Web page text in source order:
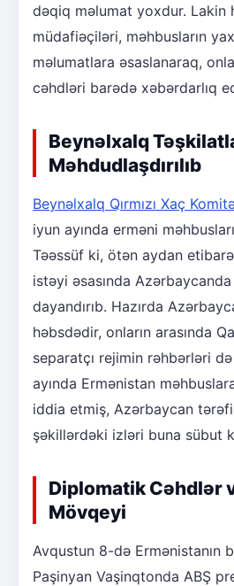
dəqiq məlumat yoxdur. Lakin
müdafiəçiləri, məhbusların
məlumatlara əsaslanaraq,
cəhdləri barədə xəbərdarlıq
Beynəlxalq
Məhdudlaşdırılıb
Beynəlxalq Qırmızı Xaç
iyun ayında erməni
Təəssüf ki, ötən aydan
istəyi əsasında
dayandırıb. Hazırda
həbsdədir, onların arasında
separatçı rejimin rəhbərləri
ayında Ermənistan
iddia etmiş, Azərbaycan
şəkillərdəki izləri buna sübut
Diplomatik Cəhdlər
Mövqeyi
Avqustun 8-də Ermənistanın
Paşinyan Vaşinqtonda ABŞ